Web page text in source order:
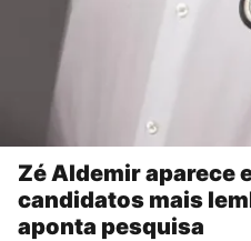
Zé Aldemir aparece
candidatos mais
aponta pesquisa